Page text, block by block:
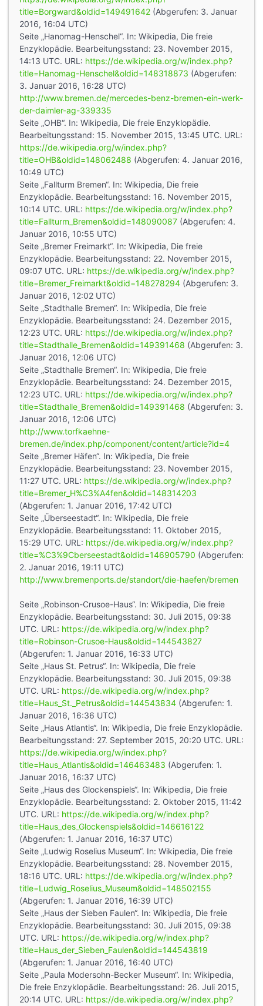
title=Borgward&oldid=149491642 (Abgerufen: 3. Januar
2016, 16:04 UTC)
Seite „Hanomag-Henschel“. In: Wikipedia, Die freie
Enzyklopädie. Bearbeitungsstand: 23. November 2015,
14:13 UTC. URL: https://de.wikipedia.org/w/index.php?
title=Hanomag-Henschel&oldid=148318873 (Abgerufen:
3. Januar 2016, 16:28 UTC)
http://www.bremen.de/mercedes-benz-bremen-ein-werk-
der-daimler-ag-339335
Seite „OHB“. In: Wikipedia, Die freie Enzyklopädie.
Bearbeitungsstand: 15. November 2015, 13:45 UTC. URL:
https://de.wikipedia.org/w/index.php?
title=OHB&oldid=148062488 (Abgerufen: 4. Januar 2016,
10:49 UTC)
Seite „Fallturm Bremen“. In: Wikipedia, Die freie
Enzyklopädie. Bearbeitungsstand: 16. November 2015,
10:14 UTC. URL: https://de.wikipedia.org/w/index.php?
title=Fallturm_Bremen&oldid=148090087 (Abgerufen: 4.
Januar 2016, 10:55 UTC)
Seite „Bremer Freimarkt“. In: Wikipedia, Die freie
Enzyklopädie. Bearbeitungsstand: 22. November 2015,
09:07 UTC. URL: https://de.wikipedia.org/w/index.php?
title=Bremer_Freimarkt&oldid=148278294 (Abgerufen: 3.
Januar 2016, 12:02 UTC)
Seite „Stadthalle Bremen“. In: Wikipedia, Die freie
Enzyklopädie. Bearbeitungsstand: 24. Dezember 2015,
12:23 UTC. URL: https://de.wikipedia.org/w/index.php?
title=Stadthalle_Bremen&oldid=149391468 (Abgerufen: 3.
Januar 2016, 12:06 UTC)
Seite „Stadthalle Bremen“. In: Wikipedia, Die freie
Enzyklopädie. Bearbeitungsstand: 24. Dezember 2015,
12:23 UTC. URL: https://de.wikipedia.org/w/index.php?
title=Stadthalle_Bremen&oldid=149391468 (Abgerufen: 3.
Januar 2016, 12:06 UTC)
http://www.torfkaehne-
bremen.de/index.php/component/content/article?id=4
Seite „Bremer Häfen“. In: Wikipedia, Die freie
Enzyklopädie. Bearbeitungsstand: 23. November 2015,
11:27 UTC. URL: https://de.wikipedia.org/w/index.php?
title=Bremer_H%C3%A4fen&oldid=148314203
(Abgerufen: 1. Januar 2016, 17:42 UTC)
Seite „Überseestadt“. In: Wikipedia, Die freie
Enzyklopädie. Bearbeitungsstand: 11. Oktober 2015,
15:29 UTC. URL: https://de.wikipedia.org/w/index.php?
title=%C3%9Cberseestadt&oldid=146905790 (Abgerufen:
2. Januar 2016, 19:11 UTC)
http://www.bremenports.de/standort/die-haefen/bremen
Seite „Robinson-Crusoe-Haus“. In: Wikipedia, Die freie
Enzyklopädie. Bearbeitungsstand: 30. Juli 2015, 09:38
UTC. URL: https://de.wikipedia.org/w/index.php?
title=Robinson-Crusoe-Haus&oldid=144543827
(Abgerufen: 1. Januar 2016, 16:33 UTC)
Seite „Haus St. Petrus“. In: Wikipedia, Die freie
Enzyklopädie. Bearbeitungsstand: 30. Juli 2015, 09:38
UTC. URL: https://de.wikipedia.org/w/index.php?
title=Haus_St._Petrus&oldid=144543834 (Abgerufen: 1.
Januar 2016, 16:36 UTC)
Seite „Haus Atlantis“. In: Wikipedia, Die freie Enzyklopädie.
Bearbeitungsstand: 27. September 2015, 20:20 UTC. URL:
https://de.wikipedia.org/w/index.php?
title=Haus_Atlantis&oldid=146463483 (Abgerufen: 1.
Januar 2016, 16:37 UTC)
Seite „Haus des Glockenspiels“. In: Wikipedia, Die freie
Enzyklopädie. Bearbeitungsstand: 2. Oktober 2015, 11:42
UTC. URL: https://de.wikipedia.org/w/index.php?
title=Haus_des_Glockenspiels&oldid=146616122
(Abgerufen: 1. Januar 2016, 16:37 UTC)
Seite „Ludwig Roselius Museum“. In: Wikipedia, Die freie
Enzyklopädie. Bearbeitungsstand: 28. November 2015,
18:16 UTC. URL: https://de.wikipedia.org/w/index.php?
title=Ludwig_Roselius_Museum&oldid=148502155
(Abgerufen: 1. Januar 2016, 16:39 UTC)
Seite „Haus der Sieben Faulen“. In: Wikipedia, Die freie
Enzyklopädie. Bearbeitungsstand: 30. Juli 2015, 09:38
UTC. URL: https://de.wikipedia.org/w/index.php?
title=Haus_der_Sieben_Faulen&oldid=144543819
(Abgerufen: 1. Januar 2016, 16:40 UTC)
Seite „Paula Modersohn-Becker Museum“. In: Wikipedia,
Die freie Enzyklopädie. Bearbeitungsstand: 26. Juli 2015,
20:14 UTC. URL: https://de.wikipedia.org/w/index.php?